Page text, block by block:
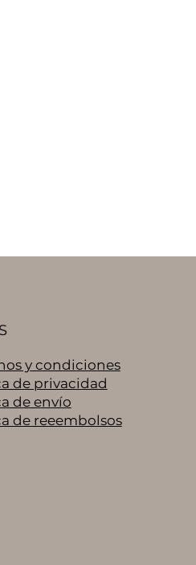
y condiciones
de privacidad
de envío
de reeembolsos